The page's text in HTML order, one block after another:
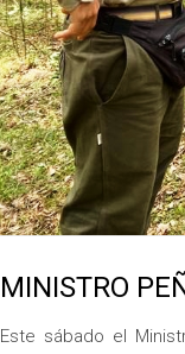
MINISTRO
Este sábado el